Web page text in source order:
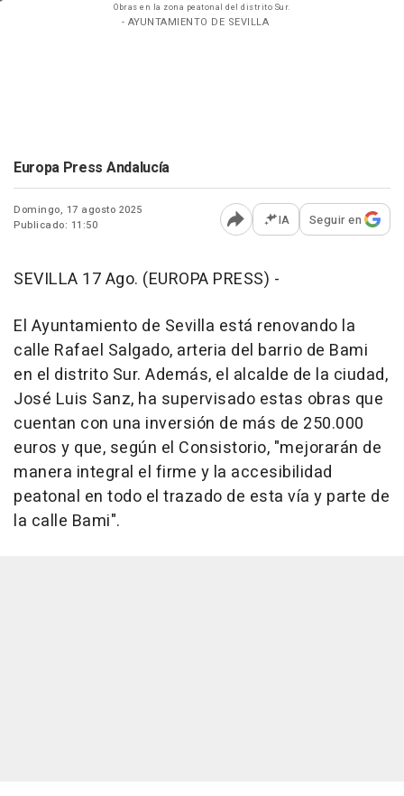
Obras en la zona peatonal del distrito Sur.
- AYUNTAMIENTO DE SEVILLA
Europa Press Andalucía
Domingo, 17 agosto 2025
Publicado: 11:50
Abrir opciones para
IA Seguir en
SEVILLA 17 Ago. (EUROPA PRESS) -
El Ayuntamiento de Sevilla está renovando la
calle Rafael Salgado, arteria del barrio de Bami
en el distrito Sur. Además, el alcalde de la ciudad,
José Luis Sanz, ha supervisado estas obras que
cuentan con una inversión de más de 250.000
euros y que, según el Consistorio, "mejorarán de
manera integral el firme y la accesibilidad
peatonal en todo el trazado de esta vía y parte de
la calle Bami".